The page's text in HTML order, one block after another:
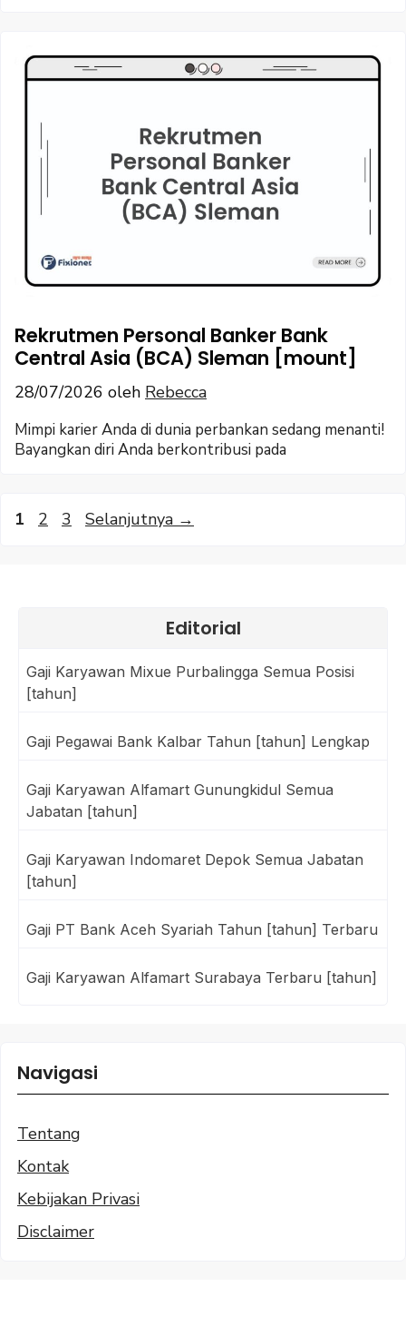
Rekrutmen Personal Banker Bank
Central Asia (BCA) Sleman [mount]
28/07/2026 oleh Rebecca
Mimpi karier Anda di dunia perbankan sedang menanti!
Bayangkan diri Anda berkontribusi pada
Halaman
1 Halaman
2 Halaman
3 Selanjutnya →
Editorial
Gaji Karyawan Mixue Purbalingga Semua Posisi
[tahun]
Gaji Pegawai Bank Kalbar Tahun [tahun] Lengkap
Gaji Karyawan Alfamart Gunungkidul Semua
Jabatan [tahun]
Gaji Karyawan Indomaret Depok Semua Jabatan
[tahun]
Gaji PT Bank Aceh Syariah Tahun [tahun] Terbaru
Gaji Karyawan Alfamart Surabaya Terbaru [tahun]
Navigasi
Tentang
Kontak
Kebijakan Privasi
Disclaimer